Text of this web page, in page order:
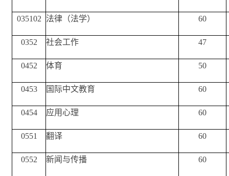
035102 法律（法学） 60
0352 社会工作 47
0452 体育 50
0453 国际中文教育 60
0454 应用心理 60
0551 翻译 60
0552 新闻与传播 60